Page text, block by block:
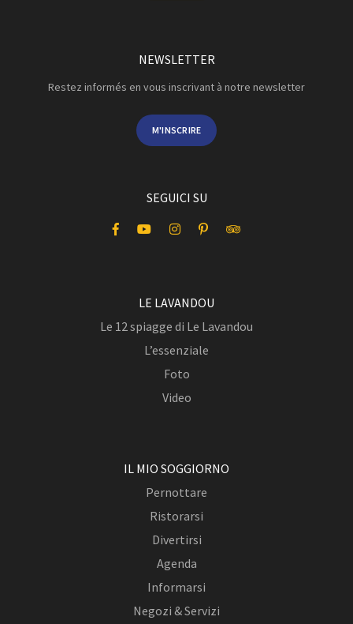
NEWSLETTER
Restez informés en vous inscrivant à notre newsletter
M'INSCRIRE
SEGUICI SU
LE LAVANDOU
Le 12 spiagge di Le Lavandou
L’essenziale
Foto
Video
IL MIO SOGGIORNO
Pernottare
Ristorarsi
Divertirsi
Agenda
Informarsi
Negozi & Servizi